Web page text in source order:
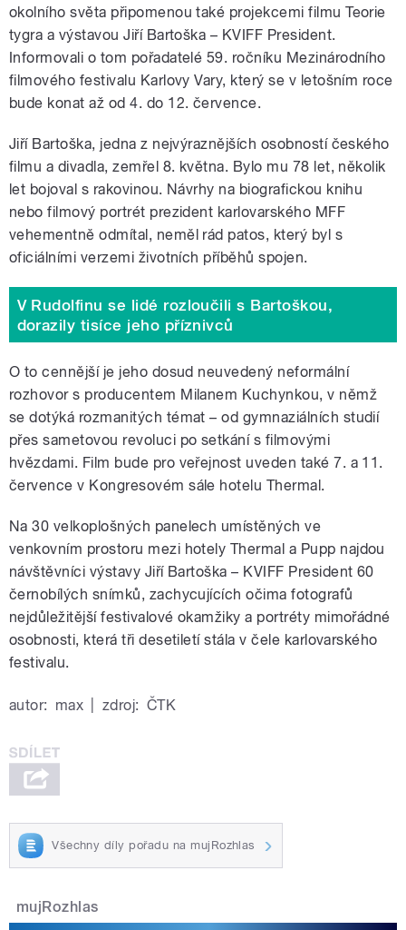
okolního světa připomenou také projekcemi filmu Teorie
tygra a výstavou Jiří Bartoška – KVIFF President.
Informovali o tom pořadatelé 59. ročníku Mezinárodního
filmového festivalu Karlovy Vary, který se v letošním roce
bude konat až od 4. do 12. července.
Jiří Bartoška, jedna z nejvýraznějších osobností českého
filmu a divadla, zemřel 8. května. Bylo mu 78 let, několik
let bojoval s rakovinou. Návrhy na biografickou knihu
nebo filmový portrét prezident karlovarského MFF
vehementně odmítal, neměl rád patos, který byl s
oficiálními verzemi životních příběhů spojen.
V Rudolfinu se lidé rozloučili s Bartoškou,
dorazily tisíce jeho příznivců
O to cennější je jeho dosud neuvedený neformální
rozhovor s producentem Milanem Kuchynkou, v němž
se dotýká rozmanitých témat – od gymnaziálních studií
přes sametovou revoluci po setkání s filmovými
hvězdami. Film bude pro veřejnost uveden také 7. a 11.
července v Kongresovém sále hotelu Thermal.
Na 30 velkoplošných panelech umístěných ve
venkovním prostoru mezi hotely Thermal a Pupp najdou
návštěvníci výstavy Jiří Bartoška – KVIFF President 60
černobílých snímků, zachycujících očima fotografů
nejdůležitější festivalové okamžiky a portréty mimořádné
osobnosti, která tři desetiletí stála v čele karlovarského
festivalu.
autor: max zdroj: ČTK
Všechny díly pořadu na mujRozhlas
mujRozhlas